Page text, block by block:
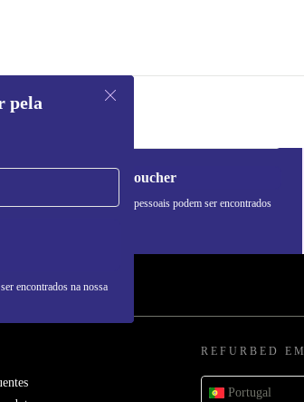
pela
encontrados na nossa
Pedir voucher
sobre o uso de dados pessoais podem ser encontrados
REFURBED EM
Portugal